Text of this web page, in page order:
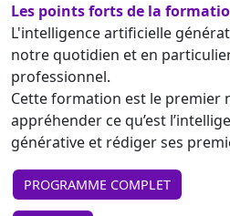
Les points forts de la
L'intelligence artificielle
notre quotidien et en
professionnel.
Cette formation est le premier
appréhender ce qu’est
générative et rédiger ses
PROGRAMME COMPLET